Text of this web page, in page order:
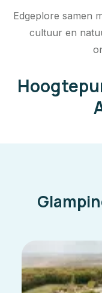
Edgeplore samen
cultuur en